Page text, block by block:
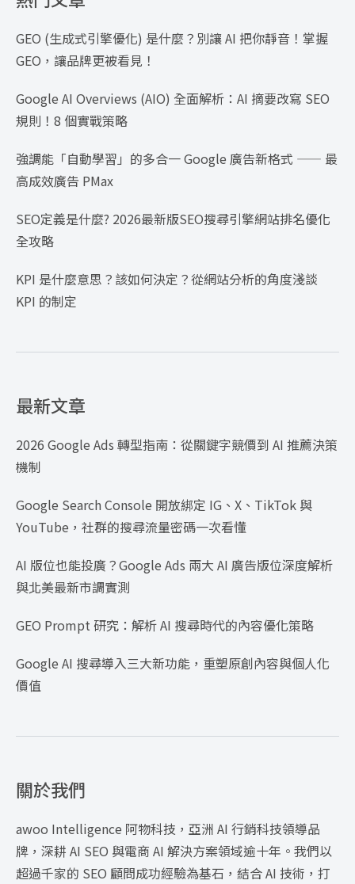
GEO (生成式引擎優化) 是什麼？別讓 AI 把你靜音！掌握
GEO，讓品牌更被看見！
Google AI Overviews (AIO) 全面解析：AI 摘要改寫 SEO
規則！8 個實戰策略
強調能「自動學習」的多合一 Google 廣告新格式 —— 最
高成效廣告 PMax
SEO定義是什麼? 2026最新版SEO搜尋引擎網站排名優化
全攻略
KPI 是什麼意思？該如何決定？從網站分析的角度淺談
KPI 的制定
最新文章
2026 Google Ads 轉型指南：從關鍵字競價到 AI 推薦決策
機制
Google Search Console 開放綁定 IG、X、TikTok 與
YouTube，社群的搜尋流量密碼一次看懂
AI 版位也能投廣？Google Ads 兩大 AI 廣告版位深度解析
與北美最新市調實測
GEO Prompt 研究：解析 AI 搜尋時代的內容優化策略
Google AI 搜尋導入三大新功能，重塑原創內容與個人化
價值
關於我們
awoo Intelligence 阿物科技，亞洲 AI 行銷科技領導品
牌，深耕 AI SEO 與電商 AI 解決方案領域逾十年。我們以
超過千家的 SEO 顧問成功經驗為基石，結合 AI 技術，打